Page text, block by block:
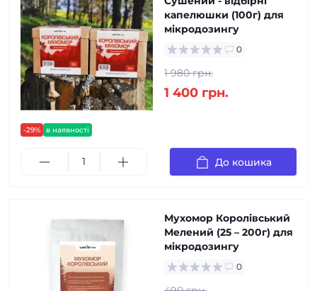
-29% в наявності
капелюшки (100г) для
мікродозингу
0
1 980 грн.
1 400 грн.
До кошика
Мухомор Королівський
Мелений (25 – 200г) для
мікродозингу
0